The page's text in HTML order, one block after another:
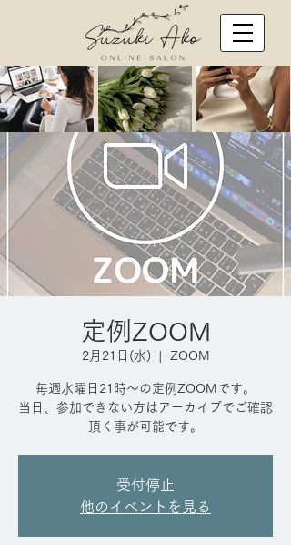
定例ZOOM
2月21日(水) ZOOM
毎週水曜日21時～の定例ZOOMです。
当日、参加できない方はアーカイブでご確認
頂く事が可能です。
受付停止
他のイベントを見る